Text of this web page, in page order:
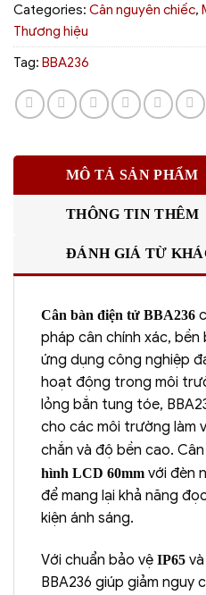
Categories: Cân nguyên chiếc,
Thương hiệu
Tag: BBA236
MÔ TẢ SẢN PHẨM
THÔNG TIN THÊM
ĐÁNH GIÁ TỪ
Cân bàn điện tử BBA236
pháp cân chính xác,
ứng dụng công nghiệp
hoạt động trong môi
lỏng bắn tung tóe,
cho các môi trường làm
chắn và độ bền cao.
hình LCD 60mm với đèn
để mang lại khả năng
kiện ánh sáng.
Với chuẩn bảo vệ IP65
BBA236 giúp giảm nguy